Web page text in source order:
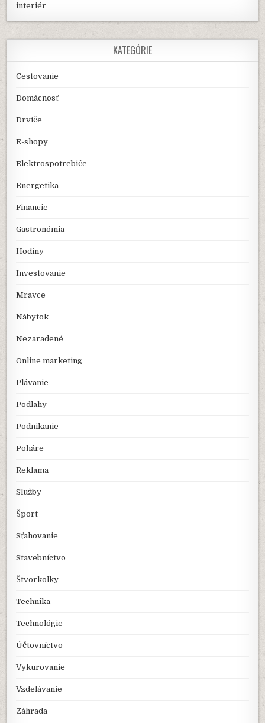
interiér
KATEGÓRIE
Cestovanie
Domácnosť
Drviče
E-shopy
Elektrospotrebiče
Energetika
Financie
Gastronómia
Hodiny
Investovanie
Mravce
Nábytok
Nezaradené
Online marketing
Plávanie
Podlahy
Podnikanie
Poháre
Reklama
Služby
Šport
Sťahovanie
Stavebníctvo
Štvorkolky
Technika
Technológie
Účtovníctvo
Vykurovanie
Vzdelávanie
Záhrada